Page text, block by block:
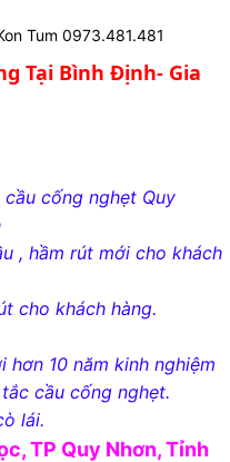
Tum 0973.481.481
Tại Bình Định- Gia
cống nghẹt Quy
, hầm rút mới cho khách
cho khách hàng.
10 năm kinh nghiệm
cầu cống nghẹt.
lái.
TP Quy Nhơn, Tỉnh